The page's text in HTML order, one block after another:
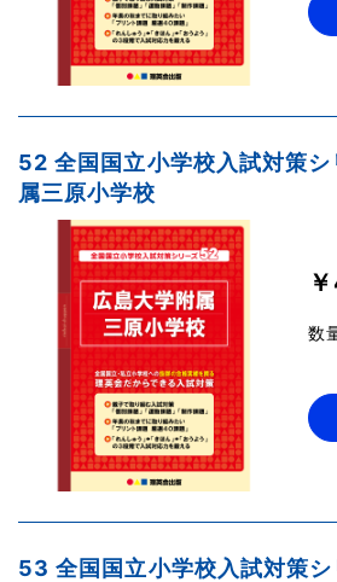
52 全国国立小学校入試対策
属三原小学校
数
53 全国国立小学校入試対策